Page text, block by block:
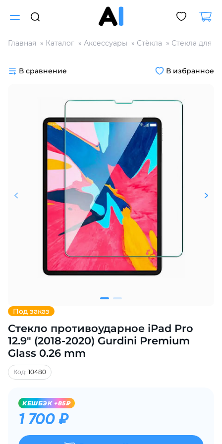
Главная Каталог Аксессуары Стёкла Стекла для
Под заказ
Стекло противоударное iPad Pro
12.9" (2018-2020) Gurdini Premium
Glass 0.26 mm
Код: 10480
KЕШБЭК +85₽
1 700 ₽
В сравнение В избранное
Разбейте
на части
без переплат
График платежей
25
Добавляйте товары
в корзину
% картой любого банка
Получайте товар
выбранный способом
Оставшиеся
по25%каждые 2 недели
Подробнее